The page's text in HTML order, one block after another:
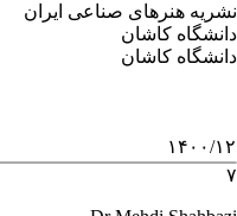
نشریه هنرهای صناعی ایران
دانشگاه کاشان
دانشگاه کاشان
۱۴۰۰/۱۲
۷